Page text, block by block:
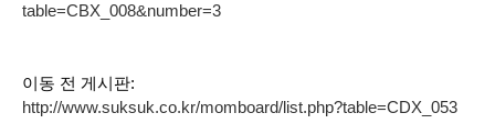
table=CBX_008&number=3
이동 전 게시판:
http://www.suksuk.co.kr/momboard/list.php?table=CDX_053